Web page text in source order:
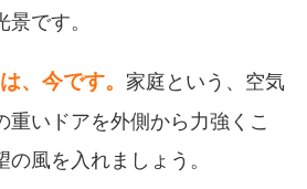
です。
、今です。
家庭という、空気
重いドアを外側から力強くこ
の風を入れましょう。